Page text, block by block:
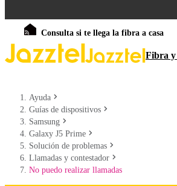
Consulta si te llega la fibra a casa
Fibra
Ayuda
Guías de dispositivos
Samsung
Galaxy J5 Prime
Solución de problemas
Llamadas y contestador
No puedo realizar llamadas